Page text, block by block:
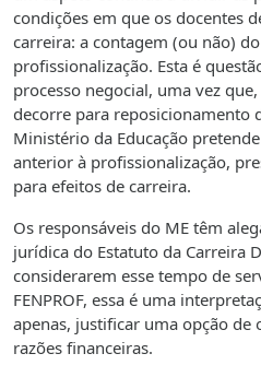
condições em que os docentes
carreira: a contagem (ou não)
profissionalização. Esta é
processo negocial, uma vez
decorre para reposicionamento
Ministério da Educação
anterior à profissionalização,
para efeitos de carreira.
Os responsáveis do ME têm
jurídica do Estatuto da Carreira
considerarem esse tempo de
FENPROF, essa é uma
apenas, justificar uma opção
razões financeiras.